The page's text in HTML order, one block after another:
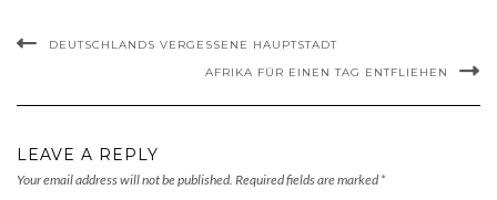
DEUTSCHLANDS VERGESSENE HAUPTSTADT
AFRIKA FÜR EINEN TAG ENTFLIEHEN
LEAVE A REPLY
Your email address will not be published. Required fields are marked *